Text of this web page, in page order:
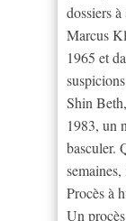
dossiers
Marcus
1965 et
Shin
1983, un
basculer.
Procès à
Un